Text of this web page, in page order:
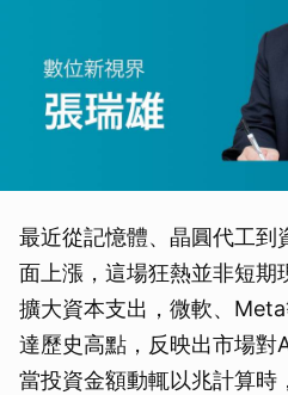
最近從記憶體、晶圓代工到
面上漲，這場狂熱並非短期
擴大資本支出，微軟、
達歷史高點，反映出市場對
當投資金額動輒以兆計算時